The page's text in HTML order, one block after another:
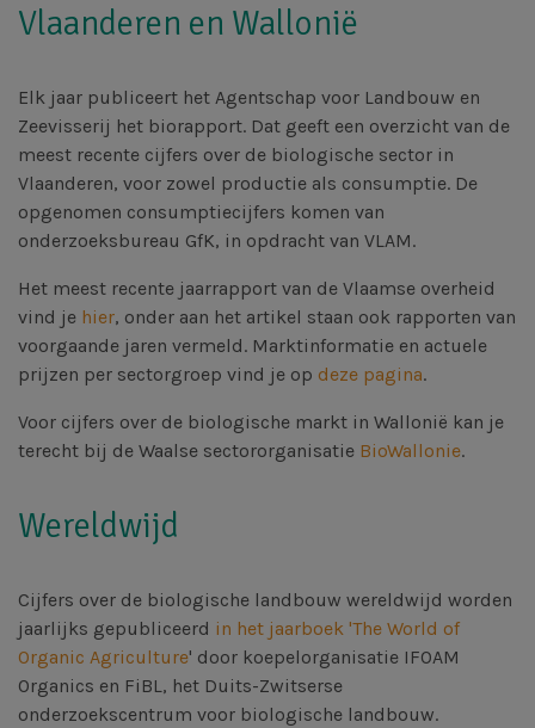
Vlaanderen en Wallonië
Elk jaar publiceert het Agentschap voor Landbouw en
Zeevisserij het biorapport. Dat geeft een overzicht van de
meest recente cijfers over de biologische sector in
Vlaanderen, voor zowel productie als consumptie. De
opgenomen consumptiecijfers komen van
onderzoeksbureau GfK, in opdracht van VLAM.
Het meest recente jaarrapport van de Vlaamse overheid
vind je hier, onder aan het artikel staan ook rapporten van
voorgaande jaren vermeld. Marktinformatie en actuele
prijzen per sectorgroep vind je op deze pagina.
Voor cijfers over de biologische markt in Wallonië kan je
terecht bij de Waalse sectororganisatie BioWallonie.
Wereldwijd
Cijfers over de biologische landbouw wereldwijd worden
jaarlijks gepubliceerd in het jaarboek 'The World of
Organic Agriculture' door koepelorganisatie IFOAM
Organics en FiBL, het Duits-Zwitserse
onderzoekscentrum voor biologische landbouw.